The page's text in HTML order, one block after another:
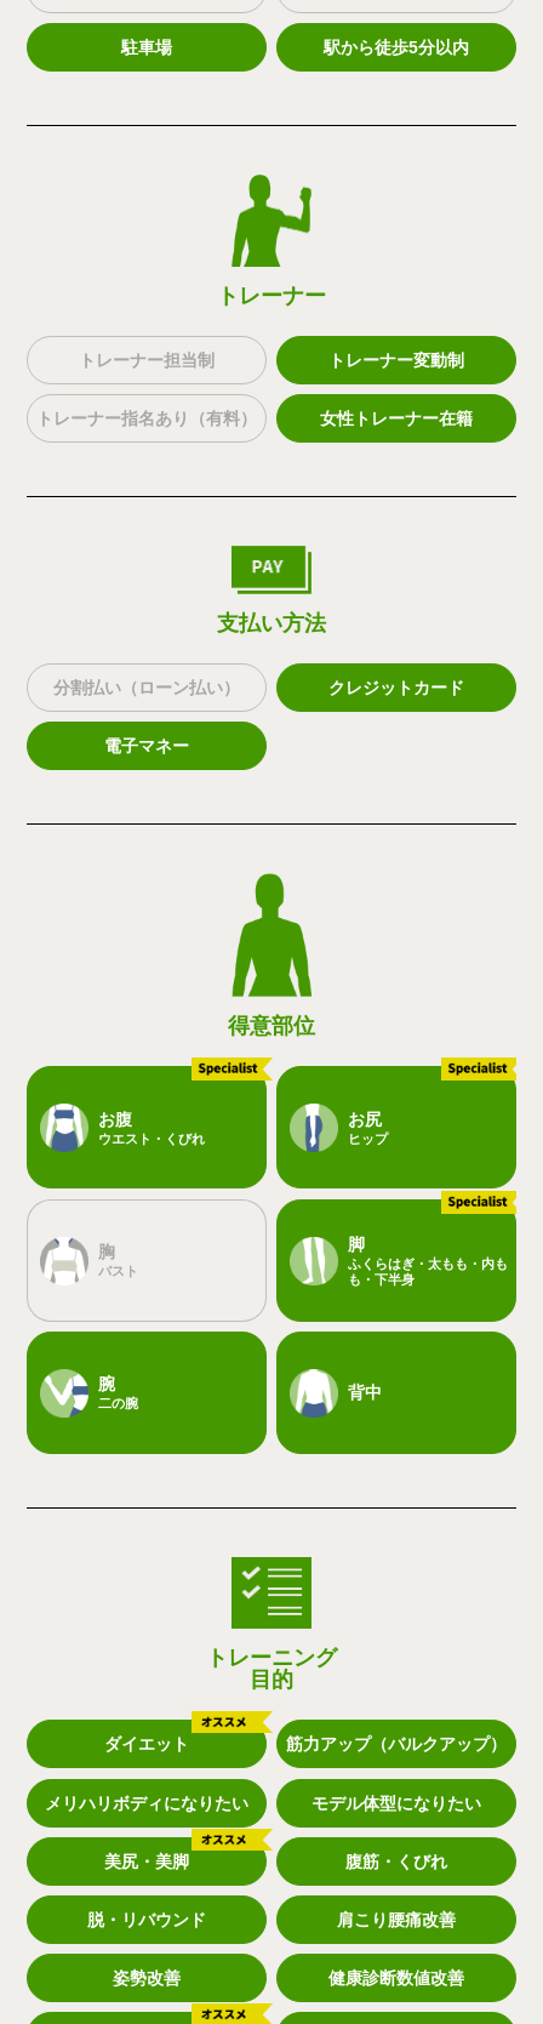
駐車場 駅から徒歩5分以内
トレーナー
トレーナー担当制 トレーナー変動制
トレーナー指名あり（有料） 女性トレーナー在籍
支払い方法
分割払い（ローン払い） クレジットカード
電子マネー
得意部位
お腹
ウエスト・くびれ
お尻
ヒップ
胸
バスト
脚
ふくらはぎ・太もも・内も
も・下半身
腕
二の腕
背中
トレーニング
目的
ダイエット 筋力アップ（バルクアップ）
メリハリボディになりたい モデル体型になりたい
美尻・美脚 腹筋・くびれ
脱・リバウンド 肩こり腰痛改善
姿勢改善 健康診断数値改善